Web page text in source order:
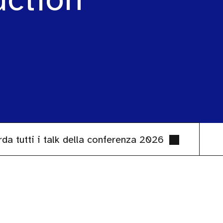
tutti i talk della conferenza 2026